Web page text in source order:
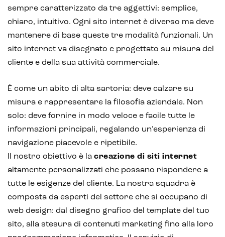
sempre caratterizzato da tre aggettivi: semplice,
chiaro, intuitivo. Ogni sito internet è diverso ma deve
mantenere di base queste tre modalità funzionali. Un
sito internet va disegnato e progettato su misura del
cliente e della sua attività commerciale.
È come un abito di alta sartoria: deve calzare su
misura e rappresentare la filosofia aziendale. Non
solo: deve fornire in modo veloce e facile tutte le
informazioni principali, regalando un’esperienza di
navigazione piacevole e ripetibile.
Il nostro obiettivo è la creazione di siti internet
altamente personalizzati che possano rispondere a
tutte le esigenze del cliente. La nostra squadra è
composta da esperti del settore che si occupano di
web design: dal disegno grafico del template del tuo
sito, alla stesura di contenuti marketing fino alla loro